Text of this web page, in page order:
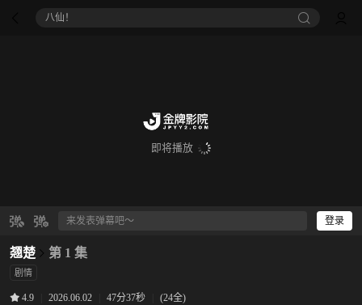
八仙！
即将播放
登录
翘楚 第 1 集
剧情
4.9 2026.06.02 47分37秒 (24全)